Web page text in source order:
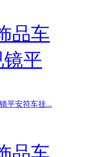
平安符车挂...